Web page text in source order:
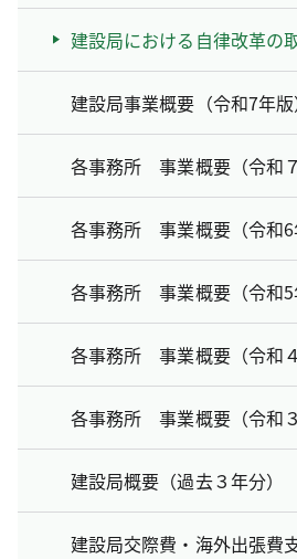
建設局における自律改革の
建設局事業概要（令和7年版
各事務所 事業概要（令和７
各事務所 事業概要（令和6
各事務所 事業概要（令和5
各事務所 事業概要（令和４
各事務所 事業概要（令和３
建設局概要（過去３年分）
建設局交際費・海外出張費